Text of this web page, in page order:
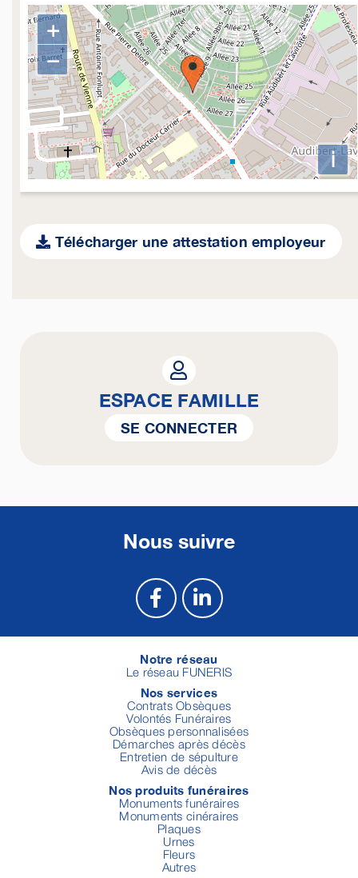
+
−
i
Télécharger une attestation employeur
ESPACE FAMILLE
SE CONNECTER
Nous suivre
Notre réseau
Le réseau FUNERIS
Nos services
Contrats Obsèques
Volontés Funéraires
Obsèques personnalisées
Démarches après décès
Entretien de sépulture
Avis de décès
Nos produits funéraires
Monuments funéraires
Monuments cinéraires
Plaques
Urnes
Fleurs
Autres